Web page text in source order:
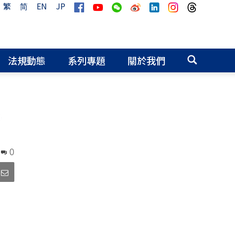
繁 简 EN
JP
法規動態 系列專題 關於我們
0